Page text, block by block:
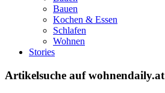
Bauen
Kochen & Essen
Schlafen
Wohnen
Stories
Artikelsuche auf wohnendaily.at